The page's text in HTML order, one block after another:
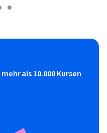
als 10.000 Kursen